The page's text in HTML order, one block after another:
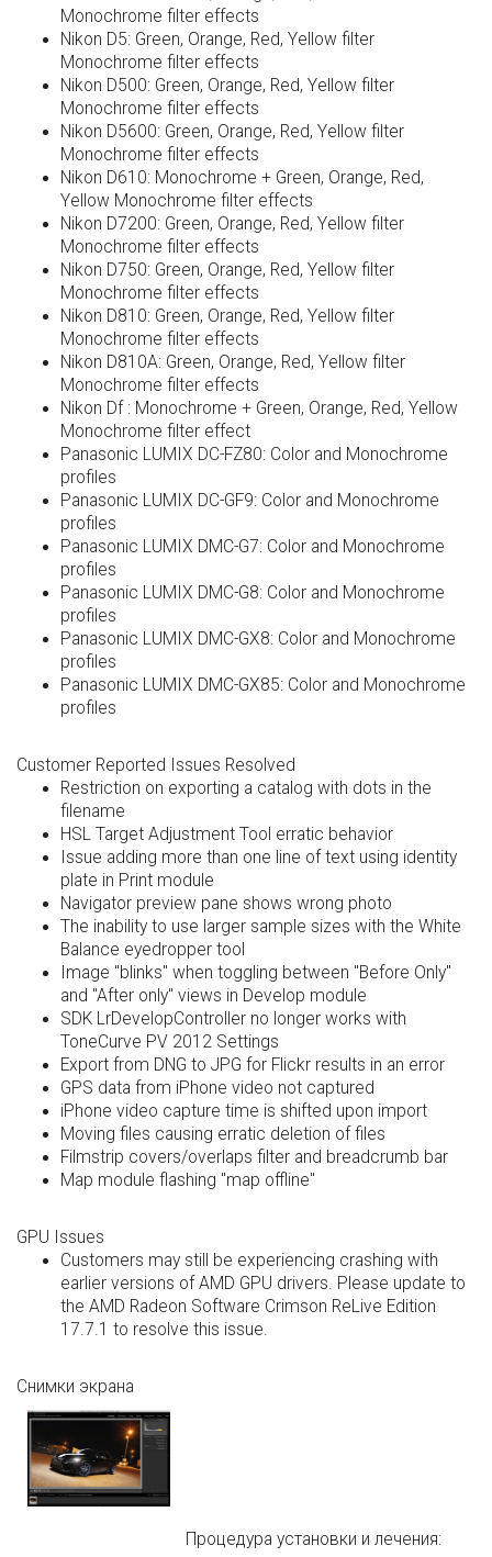
Monochrome filter effects
Nikon D5: Green, Orange, Red, Yellow filter
Monochrome filter effects
Nikon D500: Green, Orange, Red, Yellow filter
Monochrome filter effects
Nikon D5600: Green, Orange, Red, Yellow filter
Monochrome filter effects
Nikon D610: Monochrome + Green, Orange, Red,
Yellow Monochrome filter effects
Nikon D7200: Green, Orange, Red, Yellow filter
Monochrome filter effects
Nikon D750: Green, Orange, Red, Yellow filter
Monochrome filter effects
Nikon D810: Green, Orange, Red, Yellow filter
Monochrome filter effects
Nikon D810A: Green, Orange, Red, Yellow filter
Monochrome filter effects
Nikon Df : Monochrome + Green, Orange, Red, Yellow
Monochrome filter effect
Panasonic LUMIX DC-FZ80: Color and Monochrome
profiles
Panasonic LUMIX DC-GF9: Color and Monochrome
profiles
Panasonic LUMIX DMC-G7: Color and Monochrome
profiles
Panasonic LUMIX DMC-G8: Color and Monochrome
profiles
Panasonic LUMIX DMC-GX8: Color and Monochrome
profiles
Panasonic LUMIX DMC-GX85: Color and Monochrome
profiles
Customer Reported Issues Resolved
Restriction on exporting a catalog with dots in the
filename
HSL Target Adjustment Tool erratic behavior
Issue adding more than one line of text using identity
plate in Print module
Navigator preview pane shows wrong photo
The inability to use larger sample sizes with the White
Balance eyedropper tool
Image "blinks" when toggling between "Before Only"
and "After only" views in Develop module
SDK LrDevelopController no longer works with
ToneCurve PV 2012 Settings
Export from DNG to JPG for Flickr results in an error
GPS data from iPhone video not captured
iPhone video capture time is shifted upon import
Moving files causing erratic deletion of files
Filmstrip covers/overlaps filter and breadcrumb bar
Map module flashing "map offline"
GPU Issues
Customers may still be experiencing crashing with
earlier versions of AMD GPU drivers. Please update to
the AMD Radeon Software Crimson ReLive Edition
17.7.1 to resolve this issue.
Снимки экрана
Процедура установки и лечения: